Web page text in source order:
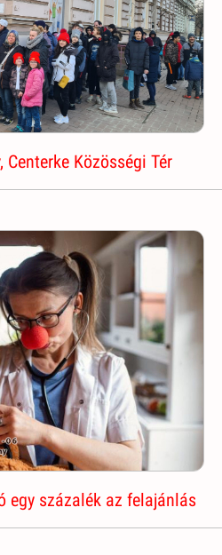
Közösségi Tér
egy százalék az felajánlás